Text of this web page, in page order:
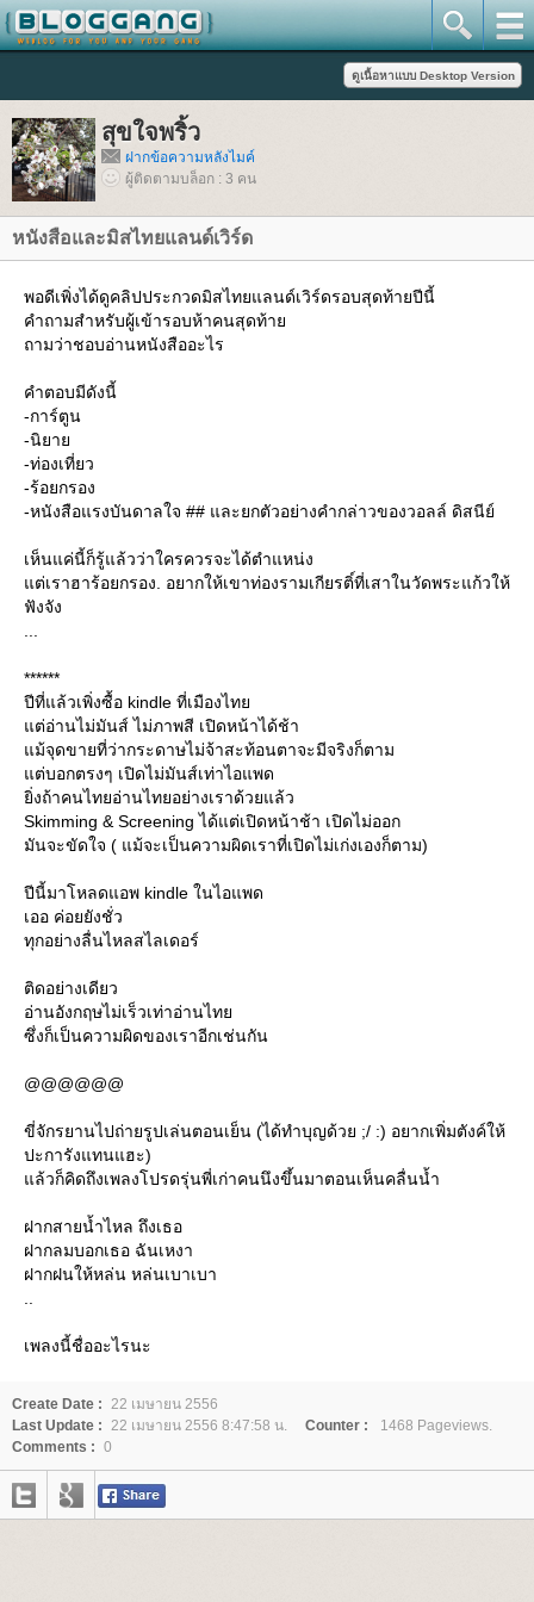
สุขใจพริ้ว
ฝากข้อความหลังไมค์
ผู้ติดตามบล็อก : 3 คน
หนังสือและมิสไทยแลนด์เวิร์ด
พอดีเพิ่งได้ดูคลิปประกวดมิสไทยแลนด์เวิร์ดรอบสุดท้ายปีนี้
คำถามสำหรับผู้เข้ารอบห้าคนสุดท้า
ถามว่าชอบอ่านหนังสืออะไร
คำตอบมีดังนี้
-การ์ตูน
-นิยา
-ท่องเที่ยว
-ร้อยกรอง
-หนังสือแรงบันดาลใจ ## และยกตัวอย่างคำกล่าวของวอลล์ ดิสนีย์
เห็นแค่นี้ก็รู้แล้วว่าใครควรจะได้ตำแหน่ง
ต่เราฮาร้อยกรอง. อยากให้เขาท่องรามเกียรติ์ที่เสาในวัดพระแก้วให้
ฟังจัง
******
ปีที่แล้วเพิ่งซื้อ kindle ที่เมืองไท
ต่อ่านไม่มันส์ ไม่ภาพสี เปิดหน้าได้ช้า
ม้จุดขายที่ว่ากระดาษไม่จ้าสะท้อนตาจะมีจริงก็ตาม
ต่บอกตรงๆ เปิดไม่มันส์เท่าไอแพด
ิ่งถ้าคนไทยอ่านไทยอย่างเราด้วยแล้ว
Skimming & Screening ได้แต่เปิดหน้าช้า เปิดไม่ออก
มันจะขัดใจ ( แม้จะเป็นความผิดเราที่เปิดไม่เก่งเองก็ตาม)
ปีนี้มาโหลดแอพ kindle ในไอแพด
เออ ค่อยยังชั่ว
ทุกอย่างลื่นไหลสไลเดอร์
ติดอย่างเดียว
อ่านอังกฤษไม่เร็วเท่าอ่านไท
ซึ่งก็เป็นความผิดของเราอีกเช่นกัน
@@@@@@
ขี่จักรยานไปถ่ายรูปเล่นตอนเย็น (ได้ทำบุญด้วย ;/ :) อยากเพิ่มตังค์ให้
ปะการังแทนแฮะ)
ล้วก็คิดถึงเพลงโปรดรุ่นพี่เก่าคนนึงขึ้นมาตอนเห็นคลื่นน้ำ
ฝากสายน้ำไหล ถึงเธอ
ฝากลมบอกเธอ ฉันเหงา
ฝากฝนให้หล่น หล่นเบาเบา
เพลงนี้ชื่ออะไรนะ
Create Date : 22 เมษายน 2556
Last Update : 22 เมษายน 2556 8:47:58 น. Counter :
1468 Pageviews.
Comments : 0